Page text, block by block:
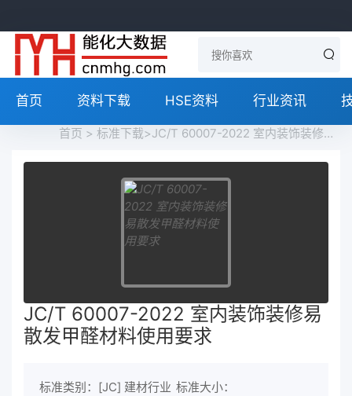
首页 资料下载 HSE资料 行业资讯
首页 > 标准下载>JC/T 60007-2022 室内装饰装修易散发甲醛材料使用要求免费下载
JC/T 60007-2022 室内装饰装修易
散发甲醛材料使用要求
标准类别：[JC] 建材行业 标准大小：